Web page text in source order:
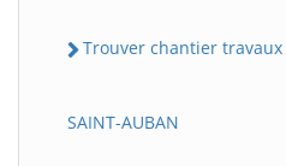
Trouver chantier travaux
SAINT-AUBAN